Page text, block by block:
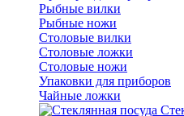
Рыбные вилки
Рыбные ножи
Столовые вилки
Столовые ложки
Столовые ножи
Упаковки для приборов
Чайные ложки